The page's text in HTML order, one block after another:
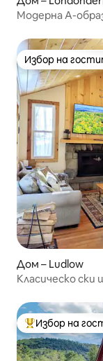
Модерна А-
Избор на
Избор на
Дом – Ludlow
Класическо
Най-популярен
Избор на